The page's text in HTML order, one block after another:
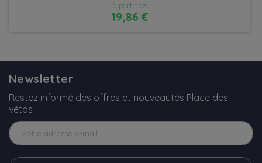
à partir de
19,86 €
DÉTAILS
Newsletter
Restez informé des offres et nouveautés Place des
vétos